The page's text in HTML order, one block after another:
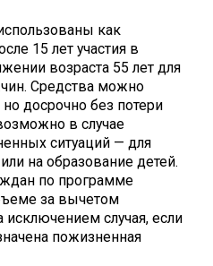
как
15 лет участия в
возраста 55 лет для
Средства можно
досрочно без потери
в случае
ситуаций — для
на образование детей.
по программе
за вычетом
случая, если
пожизненная